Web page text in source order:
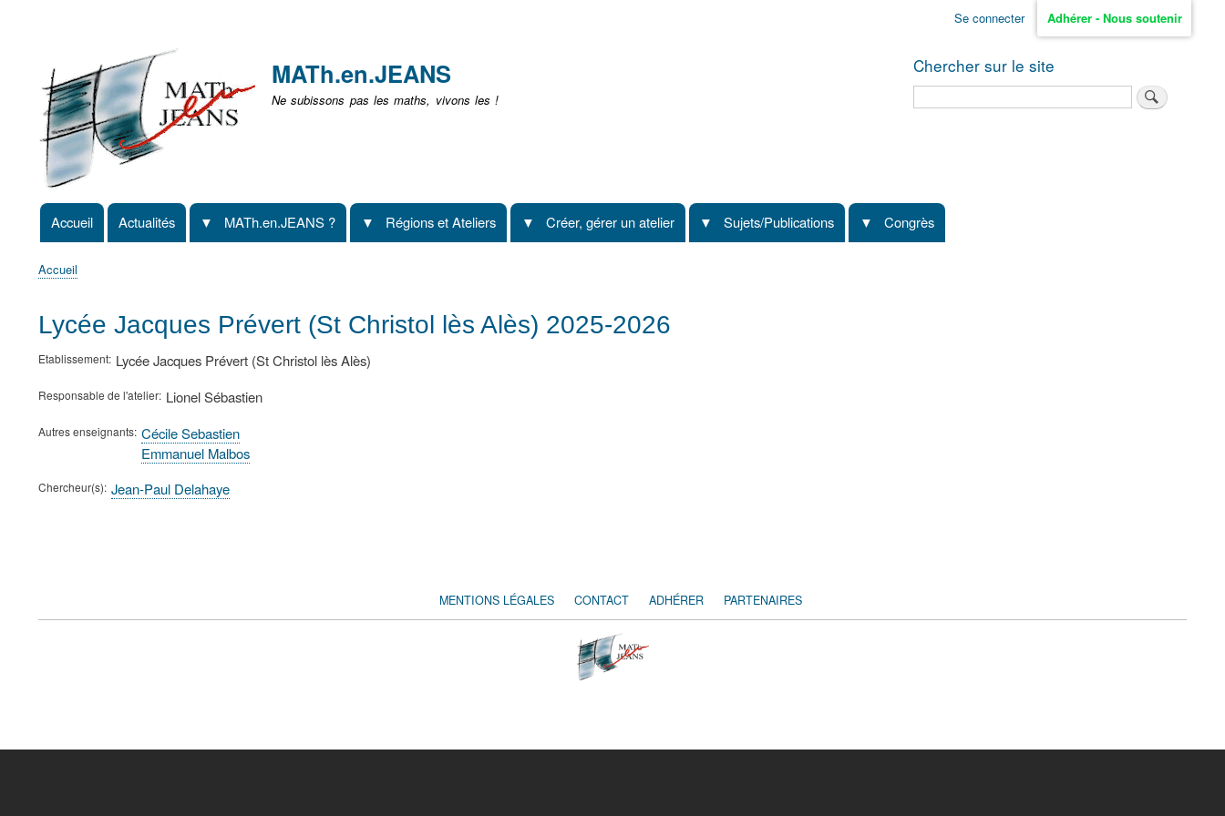
non
identifié
Se connecter Adhérer - Nous soutenir
MATh.en.JEANS
Ne subissons pas les maths, vivons les !
Chercher sur le site
Navigation
principale
Accueil Actualités MATh.en.JEANS ? Régions et Ateliers Créer, gérer un atelier Sujets/Publications Congrès
d'Ariane
Accueil
Lycée Jacques Prévert (St Christol lès Alès) 2025-2026
Etablissement Lycée Jacques Prévert (St Christol lès Alès)
Responsable de l'atelier Lionel Sébastien
Autres enseignants Cécile Sebastien
Emmanuel Malbos
Chercheur(s) Jean-Paul Delahaye
FOOTER
MENTIONS LÉGALES CONTACT ADHÉRER PARTENAIRES